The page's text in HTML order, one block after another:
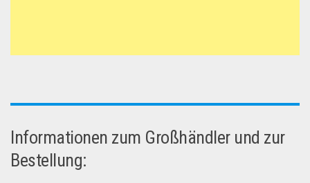
Informationen zum Großhändler und zur
Bestellung: